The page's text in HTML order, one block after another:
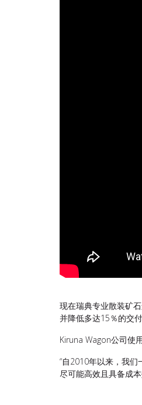
现在瑞典专业散装矿
并降低多达15％的交付
Kiruna Wagon公司使
“自2010年以来，我
尽可能高效且具备成